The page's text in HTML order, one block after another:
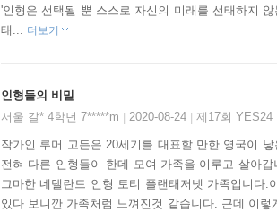
'인형은 선택될 뿐 스스로 자신의 미래를 선태하지
태... 더보기
인형들의 비밀
서울 갈* 4학년 7*****m
2020-08-24 제17회 YES24
작가인 루머 고든은 20세기를 대표할 만한 영국이
전혀 다른 인형들이 한데 모여 가족을 이루고 살아
그마한 네델란드 인형 토티 플랜태저넷 가족입니다
있다 보니깐 가족처럼 느껴진것 같습니다. 근데 이